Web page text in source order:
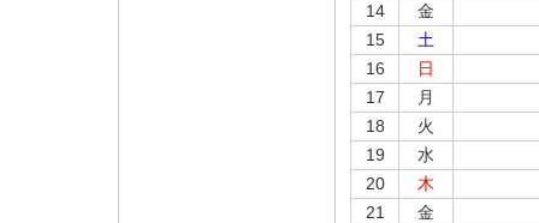
14
金
15
土
16
日
17
月
18
火
19
水
20
木
21
金